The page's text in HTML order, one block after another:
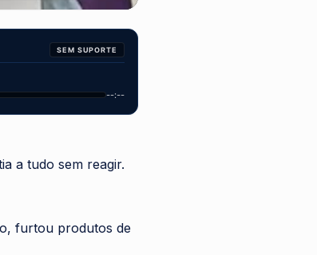
SEM SUPORTE
--:--
a tudo sem reagir.
furtou produtos de